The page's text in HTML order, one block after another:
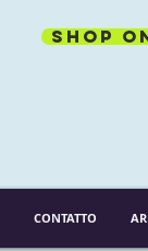
Shop
CONTATTO